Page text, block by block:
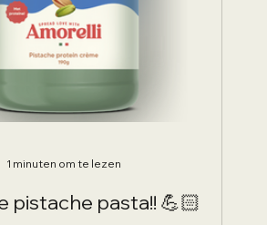
pistache pasta!! 💪🏻
1 minuten om te lezen